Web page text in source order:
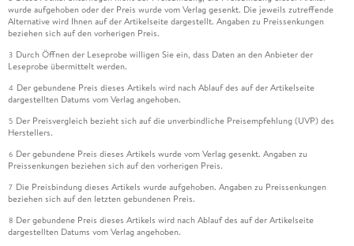
wurde aufgehoben oder der Preis wurde vom Verlag gesenkt. Die jeweils zutreffende
Alternative wird Ihnen auf der Artikelseite dargestellt. Angaben zu Preissenkungen
beziehen sich auf den vorherigen Preis.
3 Durch Öffnen der Leseprobe willigen Sie ein, dass Daten an den Anbieter der
Leseprobe übermittelt werden.
4 Der gebundene Preis dieses Artikels wird nach Ablauf des auf der Artikelseite
dargestellten Datums vom Verlag angehoben.
5 Der Preisvergleich bezieht sich auf die unverbindliche Preisempfehlung (UVP) des
Herstellers.
6 Der gebundene Preis dieses Artikels wurde vom Verlag gesenkt. Angaben zu
Preissenkungen beziehen sich auf den vorherigen Preis.
7 Die Preisbindung dieses Artikels wurde aufgehoben. Angaben zu Preissenkungen
beziehen sich auf den letzten gebundenen Preis.
8 Der gebundene Preis dieses Artikels wird nach Ablauf des auf der Artikelseite
dargestellten Datums vom Verlag angehoben.